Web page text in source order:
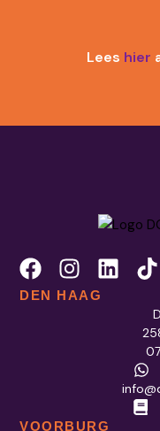
Lees hier
DEN HAAG
VOORBURG